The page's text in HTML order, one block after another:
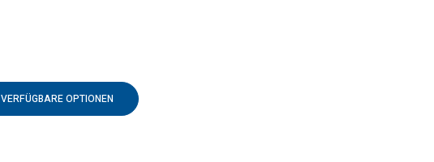
VERFÜGBARE OPTIONEN